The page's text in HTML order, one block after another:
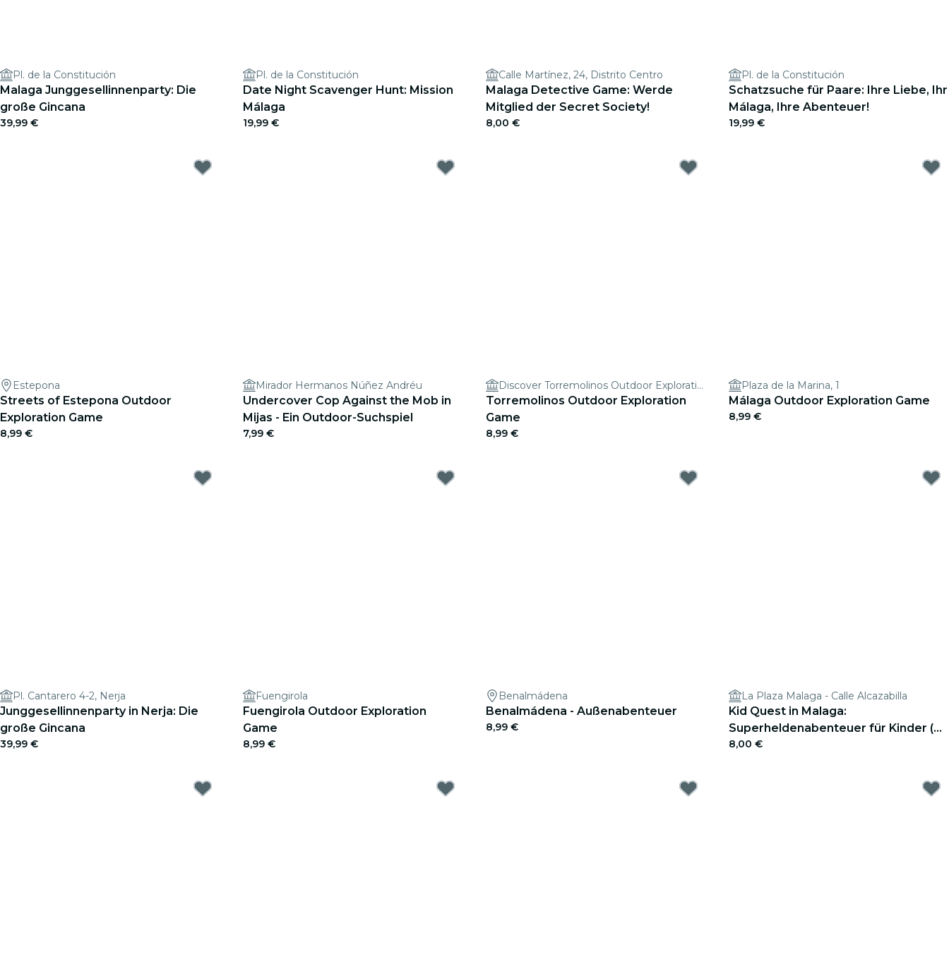
Pl. de la Constitución
Malaga Junggesellinnenparty: Die
große Gincana
39,99 €
Pl. de la Constitución
Date Night Scavenger Hunt: Mission
Málaga
19,99 €
Calle Martínez, 24, Distrito Centro
Malaga Detective Game: Werde
Mitglied der Secret Society!
8,00 €
Pl. de la Constitución
Schatzsuche für Paare: Ihre Liebe, Ihr
Málaga, Ihre Abenteuer!
19,99 €
Estepona
Streets of Estepona Outdoor
Exploration Game
8,99 €
Mirador Hermanos Núñez Andréu
Undercover Cop Against the Mob in
Mijas - Ein Outdoor-Suchspiel
7,99 €
Discover Torremolinos Outdoor Exploration Game
Torremolinos Outdoor Exploration
Game
8,99 €
Plaza de la Marina, 1
Málaga Outdoor Exploration Game
8,99 €
Pl. Cantarero 4-2, Nerja
Junggesellinnenparty in Nerja: Die
große Gincana
39,99 €
Fuengirola
Fuengirola Outdoor Exploration
Game
8,99 €
Benalmádena
Benalmádena - Außenabenteuer
8,99 €
La Plaza Malaga - Calle Alcazabilla
Kid Quest in Malaga:
Superheldenabenteuer für Kinder (4
bis 8 Jahre)
8,00 €